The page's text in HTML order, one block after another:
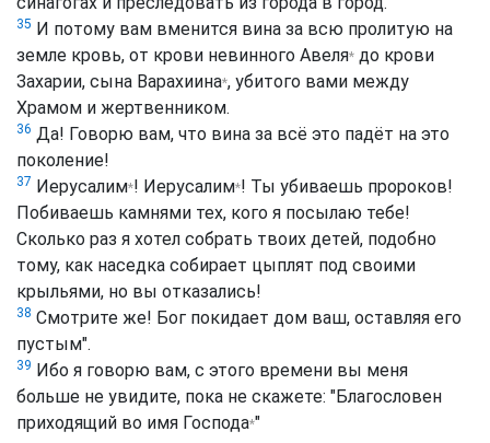
35 И потому вам вменится вина за всю пролитую на
земле кровь, от крови невинного Авеля* до крови
Захарии, сына Варахиина*, убитого вами между
Храмом и жертвенником.
36 Да! Говорю вам, что вина за всё это падёт на это
поколение!
37 Иерусалим*! Иерусалим*! Ты убиваешь пророков!
Побиваешь камнями тех, кого я посылаю тебе!
Сколько раз я хотел собрать твоих детей, подобно
тому, как наседка собирает цыплят под своими
крыльями, но вы отказались!
38 Смотрите же! Бог покидает дом ваш, оставляя его
пустым".
39 Ибо я говорю вам, с этого времени вы меня
больше не увидите, пока не скажете: "Благословен
приходящий во имя Господа*"